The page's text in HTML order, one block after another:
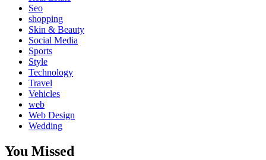
Seo
shopping
Skin & Beauty
Social Media
Sports
Style
Technology
Travel
Vehicles
web
Web Design
Wedding
You Missed